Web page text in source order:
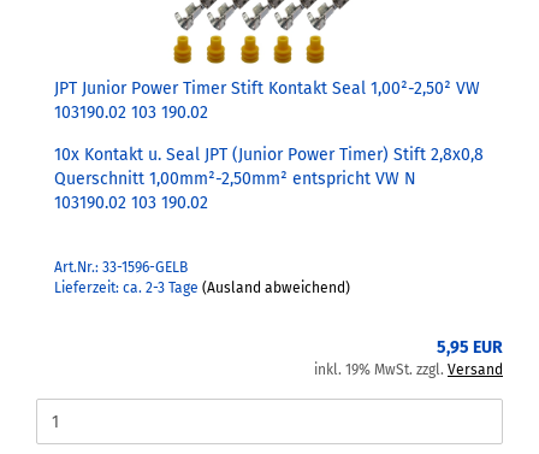
JPT Junior Power Timer Stift Kontakt Seal 1,00²-2,50² VW
103190.02 103 190.02
10x Kontakt u. Seal JPT (Junior Power Timer) Stift 2,8x0,8
Querschnitt 1,00mm²-2,50mm² entspricht VW N
103190.02 103 190.02
Art.Nr.: 33-1596-GELB
Lieferzeit: ca. 2-3 Tage (Ausland abweichend)
5,95 EUR
inkl. 19% MwSt. zzgl. Versand